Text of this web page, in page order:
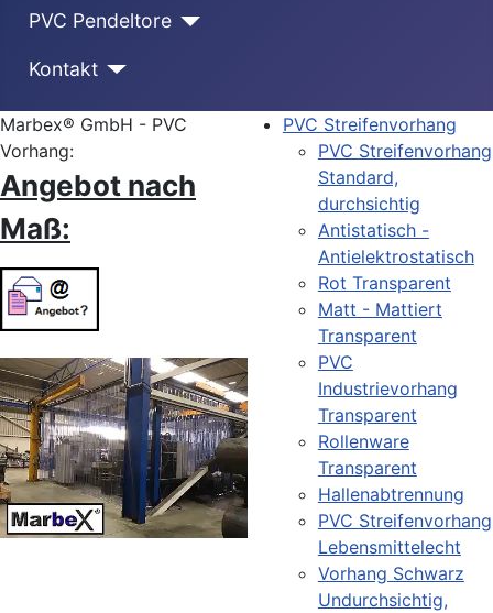
PVC Pendeltore
Kontakt
Marbex® GmbH - PVC
Vorhang:
Angebot nach
Maß:
PVC Streifenvorhang
PVC Streifenvorhang
Standard,
durchsichtig
Antistatisch -
Antielektrostatisch
Rot Transparent
Matt - Mattiert
Transparent
PVC
Industrievorhang
Transparent
Rollenware
Transparent
Hallenabtrennung
PVC Streifenvorhang
Lebensmittelecht
Vorhang Schwarz
Undurchsichtig,